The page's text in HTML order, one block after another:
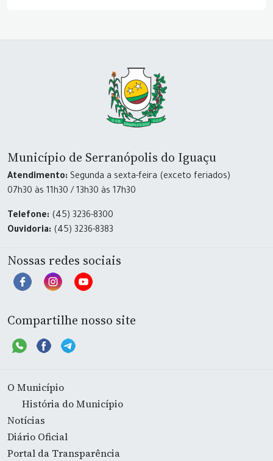
Município de Serranópolis do Iguaçu
Atendimento: Segunda a sexta-feira (exceto feriados)
07h30 às 11h30 / 13h30 às 17h30
Telefone: (45) 3236-8300
Ouvidoria: (45) 3236-8383
Nossas redes sociais
Compartilhe nosso site
O Município
História do Município
Notícias
Diário Oficial
Portal da Transparência